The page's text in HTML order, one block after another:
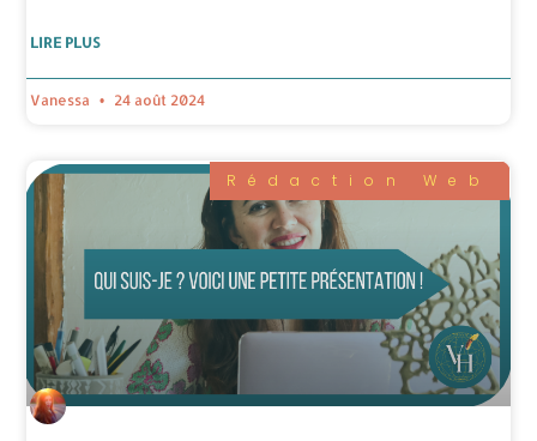
LIRE PLUS
Vanessa 24 août 2024
Rédaction Web